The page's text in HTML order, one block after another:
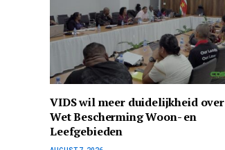
VIDS wil meer duidelijkheid over
Wet Bescherming Woon- en
Leefgebieden